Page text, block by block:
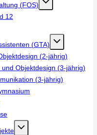
(FOS)
12
(GTA)
(2-jährig)
und Objektdesign (3-jährig)
(3-jährig)